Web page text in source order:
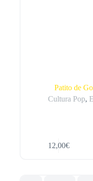
Patito de
Cultura Pop,
12,00€